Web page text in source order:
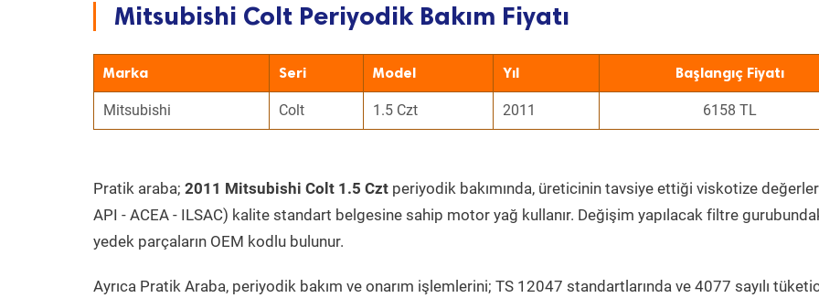
Mitsubishi Colt Periyodik Bakım Fiyatı
Marka Seri Model Yıl Başlangıç Fiyatı
Mitsubishi Colt 1.5 Czt 2011 6158 TL
Pratik araba; 2011 Mitsubishi Colt 1.5 Czt periyodik bakımında, üreticinin tavsiye ettiği viskotize
API - ACEA - ILSAC) kalite standart belgesine sahip motor yağ kullanır. Değişim yapılacak filtre
yedek parçaların OEM kodlu bulunur.
Ayrıca Pratik Araba, periyodik bakım ve onarım işlemlerini; TS 12047 standartlarında ve 4077 sayılı